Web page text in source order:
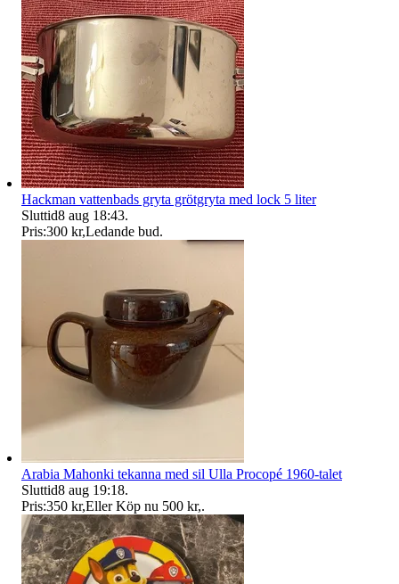
Hackman vattenbads gryta grötgryta med lock 5 liter
Sluttid8 aug 18:43.
Pris:300 kr,Ledande bud.
Arabia Mahonki tekanna med sil Ulla Procopé 1960-talet
Sluttid8 aug 19:18.
Pris:350 kr,Eller Köp nu 500 kr,.